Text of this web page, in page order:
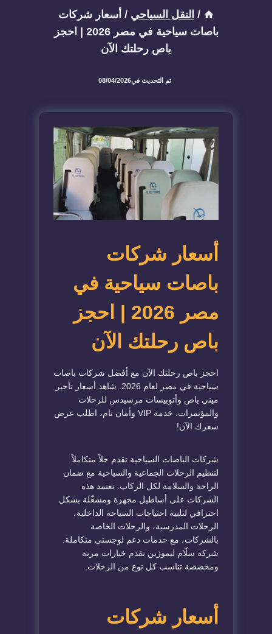
/ النقل السياحي / أسعار شركات
باصات سياحية في مصر 2026 | احجز
باص رحلتك الآن
تم التحديث في08/04/2026
أسعار شركات
باصات سياحية في
مصر 2026 | احجز
باص رحلتك الآن
احجز باص رحلتك الآن مع أفضل شركات باصات
سياحية في مصر لعام 2026. شاهد أسعار تأجير
ميني باص وأتوبيسات مرسيدس للرحلات
والمؤتمرات. خدمة VIP وأمان تام، اطلب عرض
سعرك الآن!
شركات الباصات السياحية تقدم حلاً متكاملاً
لتنظيم الرحلات الجماعية والسياحية مع ضمان
الراحة والسلامة لكل الركاب. تعتمد هذه
الشركات على أساطيل مجهزة ومشغّلة بشكل
احترافي لتلبية احتياجات السياحة الداخلية،
الرحلات المدرسية، والرحلات الخاصة
بالشركات، مع خدمات دعم لوجستي متكاملة.
شركة سلّام ليموزين تقدم خيارات مرنة
ومخصصة تناسب كل نوع من الرحلات.
أسعار شركات